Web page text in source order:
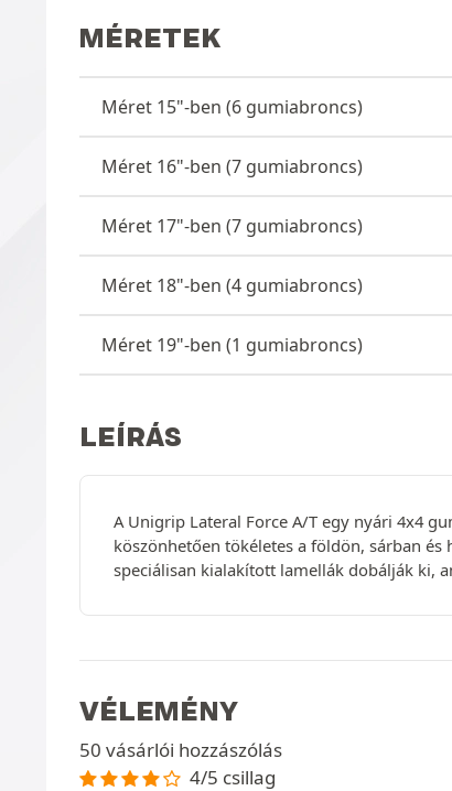
MÉRETEK
Méret 15"-ben (6 gumiabroncs)
Méret 16"-ben (7 gumiabroncs)
Méret 17"-ben (7 gumiabroncs)
Méret 18"-ben (4 gumiabroncs)
Méret 19"-ben (1 gumiabroncs)
LEÍRÁS
A Unigrip Lateral Force A/T egy nyári 4x4
köszönhetően tökéletes a földön, sárban
speciálisan kialakított lamellák dobálják ki,
VÉLEMÉNY
50 vásárlói hozzászólás
4/5 csillag